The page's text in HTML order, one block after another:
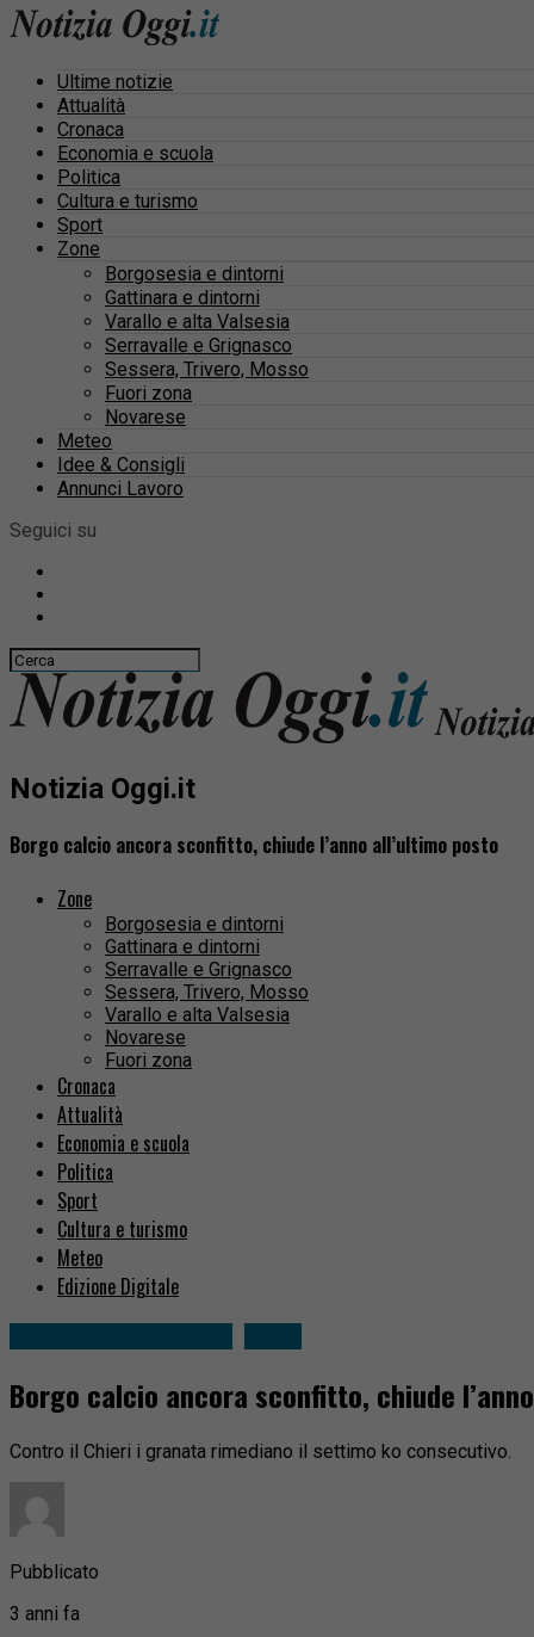
Ultime notizie
Attualità
Cronaca
Economia e scuola
Politica
Cultura e turismo
Sport
Zone
Borgosesia e dintorni
Gattinara e dintorni
Varallo e alta Valsesia
Serravalle e Grignasco
Sessera, Trivero, Mosso
Fuori zona
Novarese
Meteo
Idee & Consigli
Annunci Lavoro
Seguici su
Notizia Oggi.it
Borgo calcio ancora sconfitto, chiude l’anno all’ultimo posto
Zone
Borgosesia e dintorni
Gattinara e dintorni
Serravalle e Grignasco
Sessera, Trivero, Mosso
Varallo e alta Valsesia
Novarese
Fuori zona
Cronaca
Attualità
Economia e scuola
Politica
Sport
Cultura e turismo
Meteo
Edizione Digitale
Borgo calcio ancora sconfitto, chiude
Contro il Chieri i granata rimediano il settimo ko consecutivo.
Pubblicato
3 anni fa